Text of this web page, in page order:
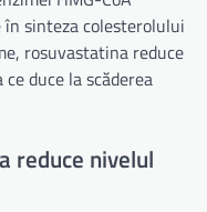
în sinteza colesterolului
rosuvastatina reduce
duce la scăderea
reduce nivelul